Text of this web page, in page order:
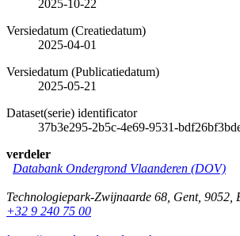
2025-10-22
Versiedatum (Creatiedatum)
2025-04-01
Versiedatum (Publicatiedatum)
2025-05-21
Dataset(serie) identificator
37b3e295-2b5c-4e69-9531-
verdeler
Databank Ondergrond Vlaanderen (DOV)
Technologiepark-Zwijnaarde 68 Gent, 9052
+32 9 240 75 00